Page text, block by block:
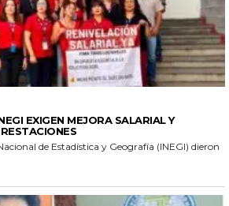
EXIGEN MEJORA SALARIAL Y
de Estadística y Geografía (INEGI) dieron